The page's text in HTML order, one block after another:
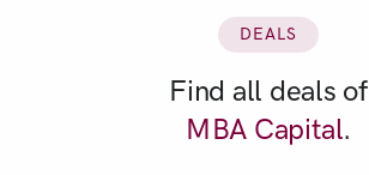
DEALS
Find all deals of
MBA Capital.